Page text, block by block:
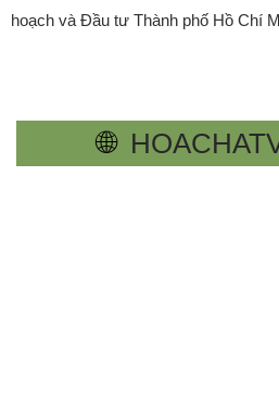
hoạch và Đầu tư Thành phố Hồ Chí
🌐